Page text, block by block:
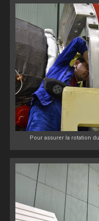
Pour assurer la rotation